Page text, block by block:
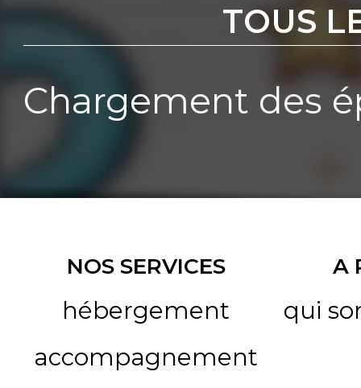
TOUS
Chargement des
NOS SERVICES
hébergement
accompagnement
A
qui